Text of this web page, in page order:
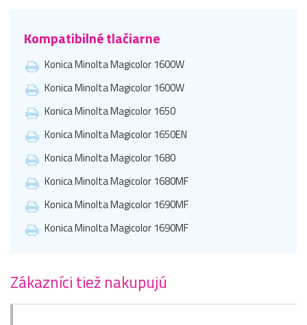
Kompatibilné tlačiarne
Konica Minolta Magicolor 1600W
Konica Minolta Magicolor 1600W
Konica Minolta Magicolor 1650
Konica Minolta Magicolor 1650EN
Konica Minolta Magicolor 1680
Konica Minolta Magicolor 1680MF
Konica Minolta Magicolor 1690MF
Konica Minolta Magicolor 1690MF
Zákazníci tiež nakupujú